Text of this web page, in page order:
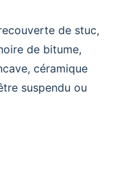
de stuc,
de bitume,
céramique
suspendu ou